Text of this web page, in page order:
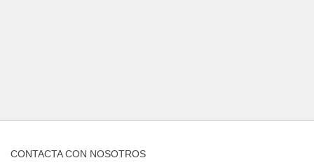
CONTACTA CON NOSOTROS